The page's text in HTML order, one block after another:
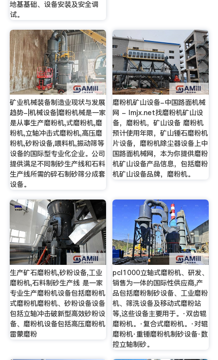
地基基础、设备安装及安全调
试。
矿业机械装备制造业现状与发展
趋势-|机械设备|磨粉机械是一家
是从事生产磨粉机,式磨粉机,磨
粉机,立轴冲击式磨粉机,高压磨
粉机,砂粉设备,喂料机,振动筛等
设备的国际型专业化企业。公司
提供满足不同制砂生产线和石料
生产线所需的碎石制砂筛分成套
设备。
磨粉机矿山设备-中国路面机械
网 - lmjx.net找磨粉机矿山设
备，磨粉机，矿山设备 磨粉机
预计使用年限，矿山锤石磨粉机
片设备，磨粉机除尘器设备上中
国路面机械网，本为你提供磨粉
机矿山设备产品信息，包括磨粉
机矿山设备品牌，磨粉机。
生产矿石磨粉机,砂粉设备,工业
磨粉机,石料制砂生产线 是一家
专业生产磨粉机设备包括磨粉机
式磨粉机磨粉机、砂粉设备设备
包括立轴冲击破新型高效砂粉设
备、磨粉机设备包括高压磨粉机
雷蒙磨粉
pcl1000立轴式磨粉机、研发、
销售为一体的国际性供应商,产
品包括磨粉制砂设备、工业磨粉
机、筛洗设备及移动式磨粉站
等,这些设备主要用于。·双齿辊
磨粉机。·复合式磨粉机。·对辊
磨粉机·重锤磨粉机制砂设备·数
控立轴制砂。